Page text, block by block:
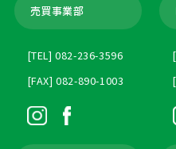
売買事業部
[TEL] 082-236-3596
[FAX] 082-890-1003